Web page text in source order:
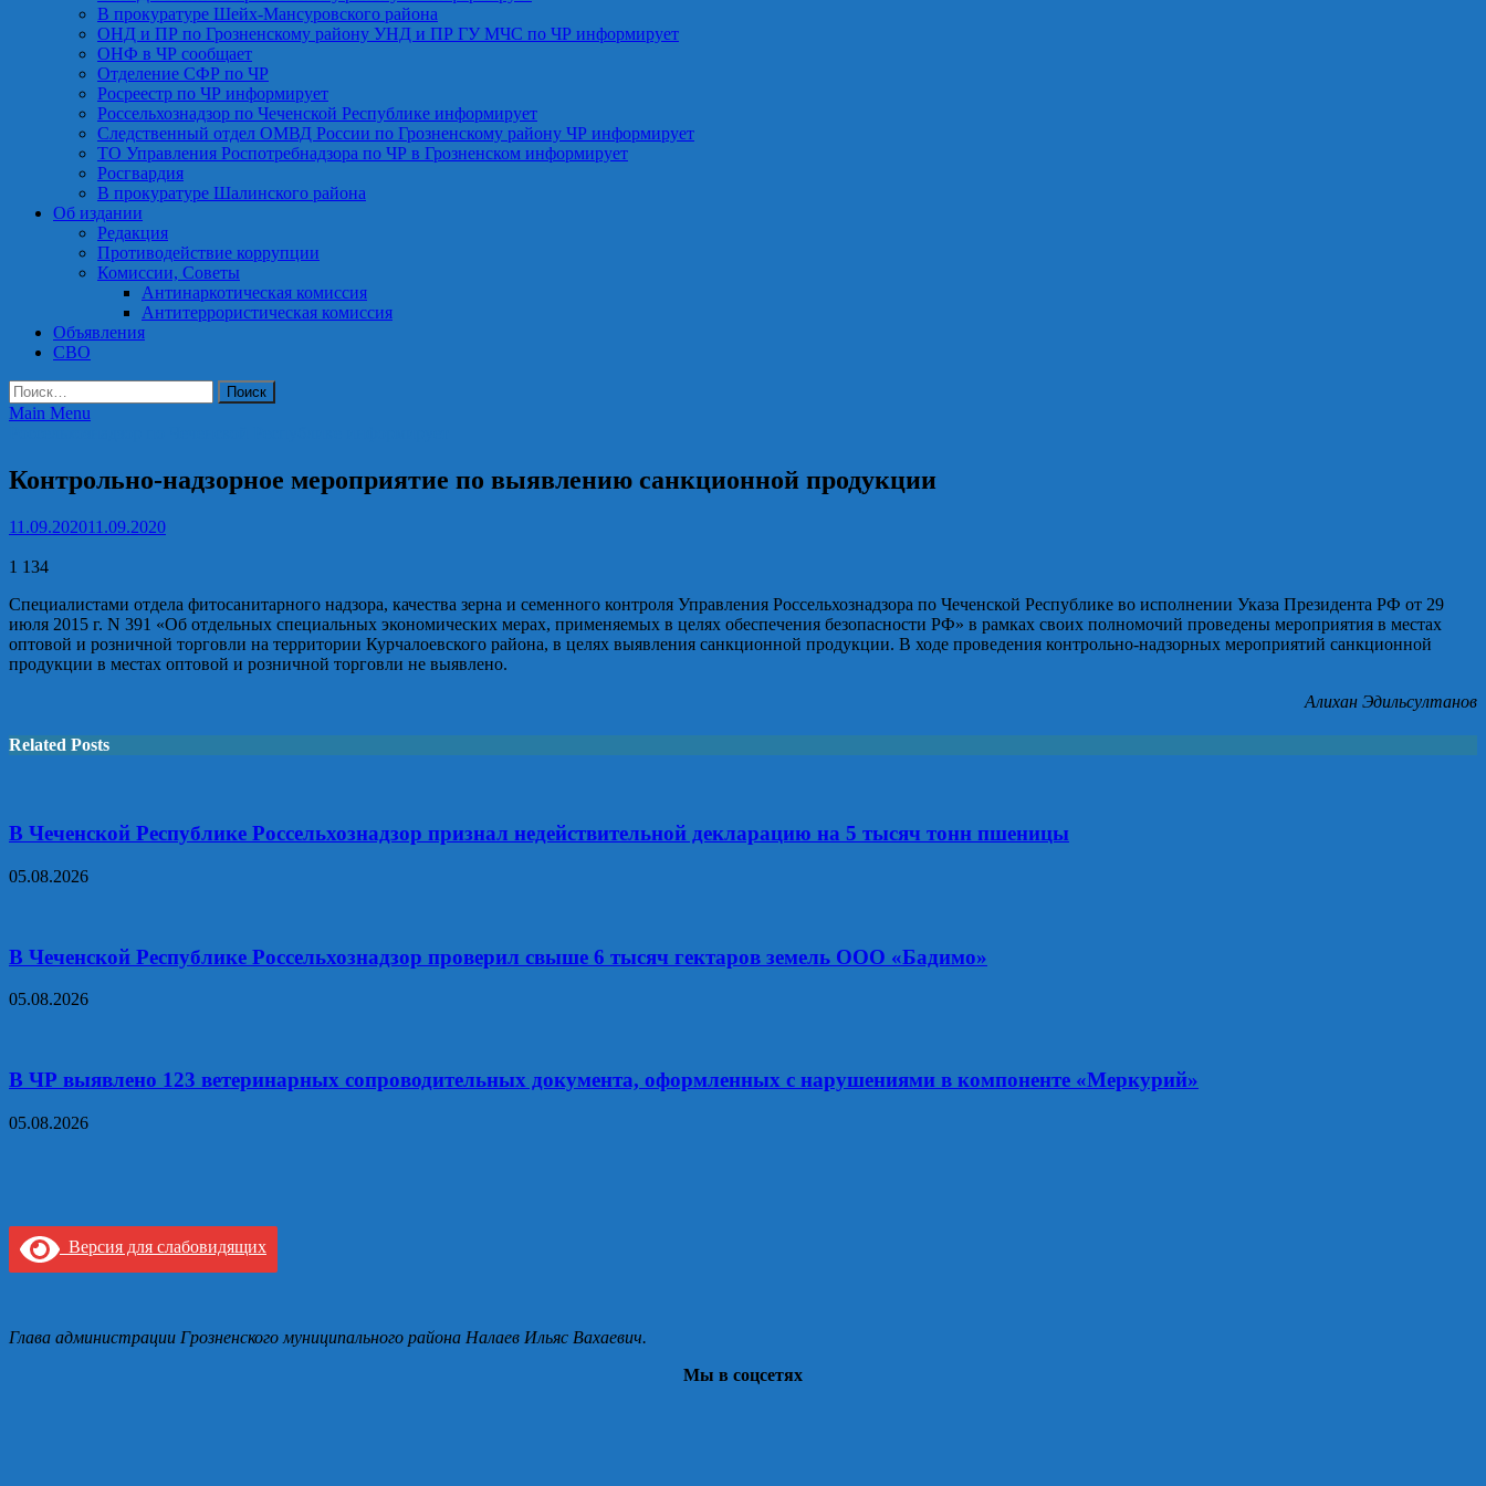
В прокуратуре Шейх-Мансуровского района
ОНД и ПР по Грозненскому району УНД и ПР ГУ МЧС по ЧР информирует
ОНФ в ЧР сообщает
Отделение СФР по ЧР
Росреестр по ЧР информирует
Россельхознадзор по Чеченской Республике информирует
Следственный отдел ОМВД России по Грозненскому району ЧР информирует
ТО Управления Роспотребнадзора по ЧР в Грозненском информирует
Росгвардия
В прокуратуре Шалинского района
Об издании
Редакция
Противодействие коррупции
Комиссии, Советы
Антинаркотическая комиссия
Антитеррористическая комиссия
Объявления
СВО
Найти:
Main Menu
Контрольно-надзорное мероприятие по выявлению санкционной продукции
11.09.202011.09.2020
1 134
Специалистами отдела фитосанитарного надзора, качества зерна и семенного контроля Управления Россельхознадзора по Чеченской Республике во исполнении Указа Президента РФ от 29
июля 2015 г. N 391 «Об отдельных специальных экономических мерах, применяемых в целях обеспечения безопасности РФ» в рамках своих полномочий проведены мероприятия в местах
оптовой и розничной торговли на территории Курчалоевского района, в целях выявления санкционной продукции. В ходе проведения контрольно-надзорных мероприятий санкционной
продукции в местах оптовой и розничной торговли не выявлено.
Алихан Эдильсултанов
Related Posts
В Чеченской Республике Россельхознадзор признал недействительной декларацию на 5 тысяч тонн пшеницы
05.08.2026
В Чеченской Республике Россельхознадзор проверил свыше 6 тысяч гектаров земель ООО «Бадимо»
05.08.2026
В ЧР выявлено 123 ветеринарных сопроводительных документа, оформленных с нарушениями в компоненте «Меркурий»
05.08.2026
Версия для слабовидящих
Глава администрации Грозненского муниципального района Налаев Ильяс Вахаевич.
Мы в соцсетях